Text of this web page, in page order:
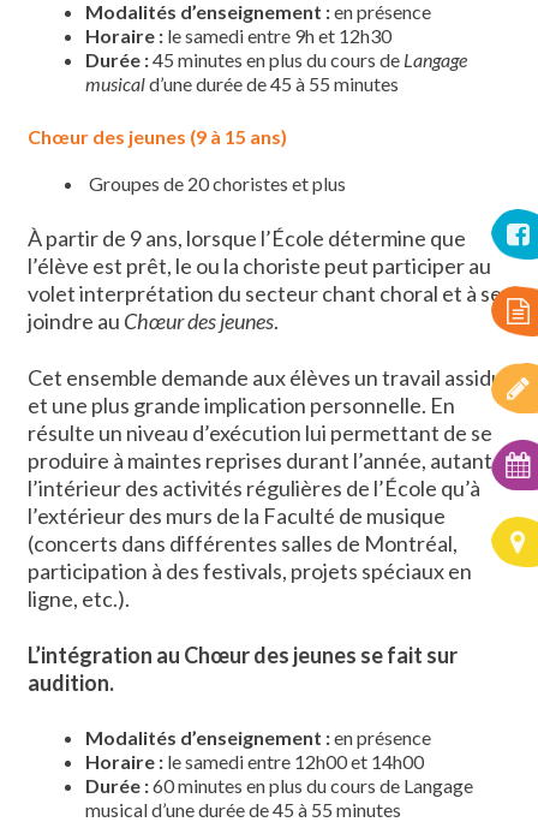
Modalités d’enseignement :en présence
Horaire :le samedi entre 9h et 12h30
Durée :45 minutes en plus du cours de Langage
musicald’une durée de 45 à 55 minutes
Chœur des jeunes (9 à 15 ans)
Groupes de 20 choristes et plus
À partir de 9 ans, lorsque l’École détermine que
l’élève est prêt, le ou la choriste peut participer au
volet interprétation du secteur chant choral et à se
joindre au Chœur des jeunes.
Cet ensemble demande aux élèves un travail assidu
et une plus grande implication personnelle. En
résulte un niveau d’exécution lui permettant de se
produire à maintes reprises durant l’année, autant à
l’intérieur des activités régulières de l’École qu’à
l’extérieur des murs de la Faculté de musique
(concerts dans différentes salles de Montréal,
participation à des festivals, projets spéciaux en
ligne, etc.).
L’intégration au Chœur des jeunes se fait sur
audition.
Modalités d’enseignement :en présence
Horaire :le samedi entre 12h00 et 14h00
Durée :60 minutes en plus du cours de Langage
musical d’une durée de 45 à 55 minutes